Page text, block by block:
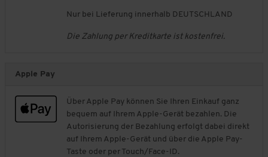
Nur bei Lieferung innerhalb DEUTSCHLAND
Die Zahlung per Kreditkarte ist kostenfrei.
Apple Pay
Über Apple Pay können Sie Ihren Einkauf ganz
bequem auf Ihrem Apple-Gerät bezahlen. Die
Autorisierung der Bezahlung erfolgt dabei direkt
auf Ihrem Apple-Gerät und über die Apple Pay-
Taste oder per Touch/Face-ID.